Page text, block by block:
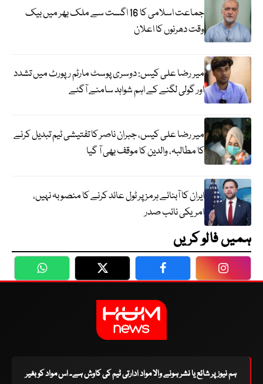
جماعت اسلامی کا 16 اگست سے ملک بھر میں بیک
وقت دھرنوں کا اعلان
میر رضا علی کیس: دوسری پوسٹ مارٹم رپورٹ میں تشدد
اور گولی لگنے کے اہم شواہد سامنے آگئے
میر رضا علی کیس، جبران ناصر کا تفتیشی ٹیم تبدیل کرنے
کا مطالبہ، والدین کا موقف بھی آ گیا
ایران کا آبنائے ہرمز پر ٹول عائد کرنے کا منصوبہ نہیں،
امریکی نائب صدر
ہمیں فالو کریں
WhatsApp Twitter Facebook
ہم نیوز پر شائع یا نشر ہونے والا مواد ادارتی ٹیم کی کاوش ہے۔ اس مواد کو بغیر